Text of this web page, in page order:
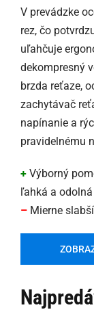
V prevádzke
rez, čo
uľahčuje
dekompresný
brzda reťaze,
zachytávač
napínanie a
pravidelnému
+ Výborný
ľahká a
– Mierne